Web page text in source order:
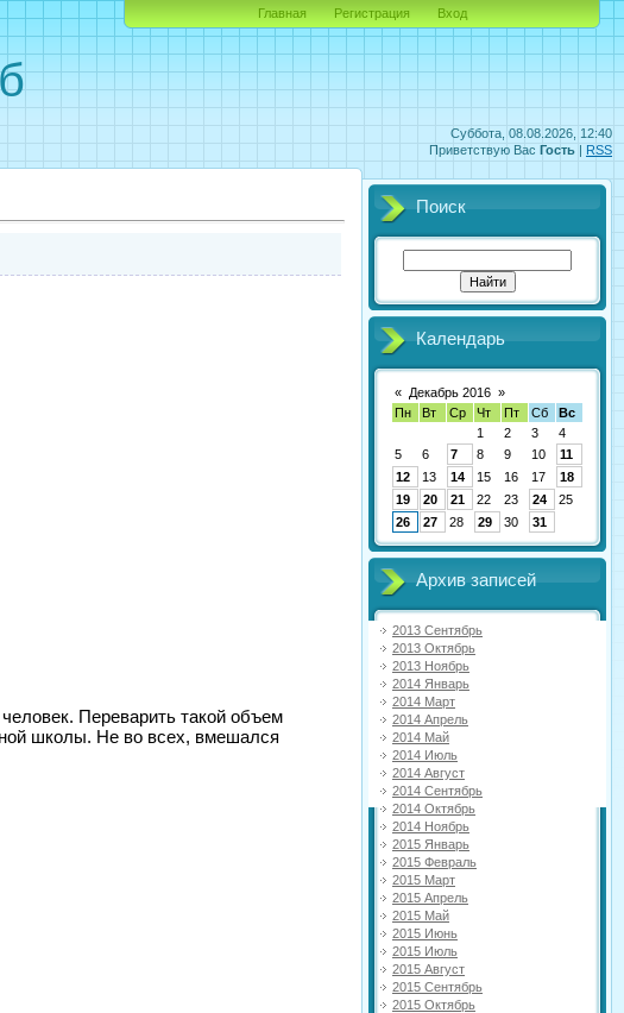
Суббота, 08.08.2026, 12:40
Приветствую Вас Гость | RSS
Главная Регистрация Вход
Переварить такой объем
школы. Не во всех, вмешался
Поиск
Календарь
« Декабрь 2016 »
Пн
Вт Ср Чт Пт Сб
Вс
1
2 3
4
5
6 7 8 9 10
11
12
13 14 15 16 17
18
19
20 21 22 23 24
25
26
27 28 29 30 31
Архив записей
2013 Сентябрь
2013 Октябрь
2013 Ноябрь
2014 Январь
2014 Март
2014 Апрель
2014 Май
2014 Июль
2014 Август
2014 Сентябрь
2014 Октябрь
2014 Ноябрь
2015 Январь
2015 Февраль
2015 Март
2015 Апрель
2015 Май
2015 Июнь
2015 Июль
2015 Август
2015 Сентябрь
2015 Октябрь